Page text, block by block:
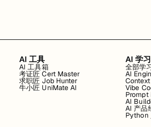
AI 工具
AI 工具箱
考证匠 Cert Master
求职匠 Job Hunter
牛小匠 UniMate AI
AI 学
全部学
AI
Vibe
Prompt
AI
AI 产品
Python